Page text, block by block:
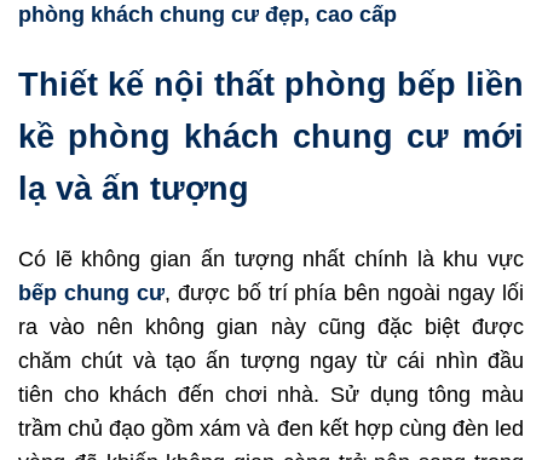
phòng khách chung cư đẹp, cao cấp
Thiết kế nội thất phòng bếp liền
kề phòng khách chung cư mới
lạ và ấn tượng
Có lẽ không gian ấn tượng nhất chính là khu vực
bếp chung cư, được bố trí phía bên ngoài ngay lối
ra vào nên không gian này cũng đặc biệt được
chăm chút và tạo ấn tượng ngay từ cái nhìn đầu
tiên cho khách đến chơi nhà. Sử dụng tông màu
trầm chủ đạo gồm xám và đen kết hợp cùng đèn led